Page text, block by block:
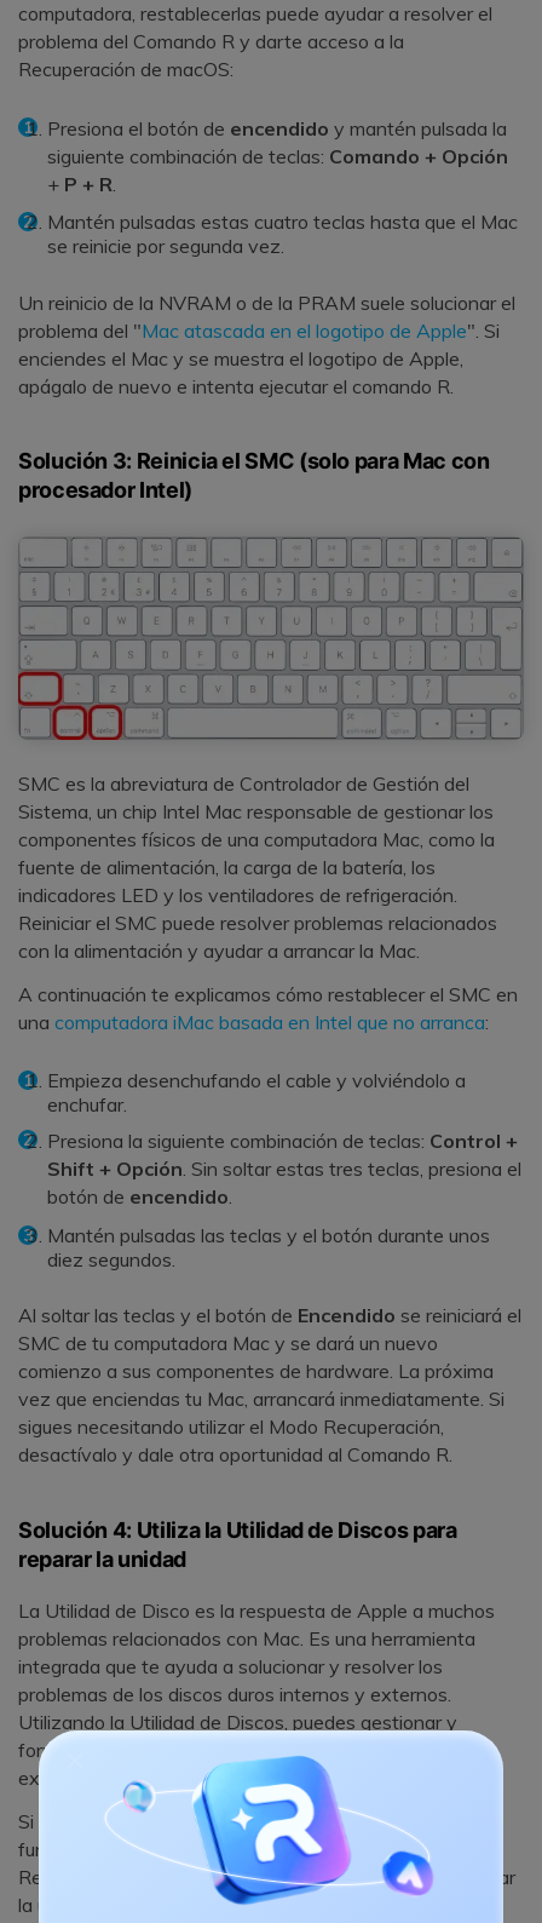
computadora, restablecerlas puede ayudar a resolver el
problema del Comando R y darte acceso a la
Recuperación de macOS:
Presiona el botón de encendido y mantén pulsada la
siguiente combinación de teclas: Comando + Opción
+ P + R
Mantén pulsadas estas cuatro teclas hasta que el Mac
se reinicie por segunda vez.
Un reinicio de la NVRAM o de la PRAM suele solucionar el
problema del "Mac atascada en el logotipo de Apple". Si
enciendes el Mac y se muestra el logotipo de Apple,
apágalo de nuevo e intenta ejecutar el comando R.
Solución 3: Reinicia el SMC (solo para Mac con
procesador Intel)
SMC es la abreviatura de Controlador de Gestión del
Sistema, un chip Intel Mac responsable de gestionar los
componentes físicos de una computadora Mac, como la
fuente de alimentación, la carga de la batería, los
indicadores LED y los ventiladores de refrigeración.
Reiniciar el SMC puede resolver problemas relacionados
con la alimentación y ayudar a arrancar la Mac.
A continuación te explicamos cómo restablecer el SMC en
una computadora iMac basada en Intel que no arranca:
Empieza desenchufando el cable y volviéndolo a
enchufar.
Presiona la siguiente combinación de teclas: Control +
Shift + Opción. Sin soltar estas tres teclas, presiona el
botón de encendido.
Mantén pulsadas las teclas y el botón durante unos
diez segundos.
Al soltar las teclas y el botón de Encendido se reiniciará el
SMC de tu computadora Mac y se dará un nuevo
comienzo a sus componentes de hardware. La próxima
vez que enciendas tu Mac, arrancará inmediatamente. Si
sigues necesitando utilizar el Modo Recuperación,
desactívalo y dale otra oportunidad al Comando R.
Solución 4: Utiliza la Utilidad de Discos para
reparar la unidad
La Utilidad de Disco es la respuesta de Apple a muchos
problemas relacionados con Mac. Es una herramienta
integrada que te ayuda a solucionar y resolver los
problemas de los discos duros internos y externos.
Utilizando la Utilidad de Discos, puedes gestionar y
formatear discos duros, particiones y dispositivos
externos, entre otras cosas.
Si aún puedes arrancar la Mac cuando tu Comando R no
funciona, utiliza la Utilidad de Discos en lugar del Modo
Recuperación. A continuación te explicamos cómo reparar
la unidad con la Utilidad de Discos de tu Mac: